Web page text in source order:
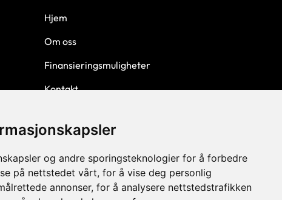
og andre sporingsteknologier for å forbedre
på nettstedet vårt, for å vise deg personlig
annonser, for å analysere nettstedstrafikken
Hjem
Om oss
Finansieringsmuligheter
Kontakt
Kjøpsbetingelser